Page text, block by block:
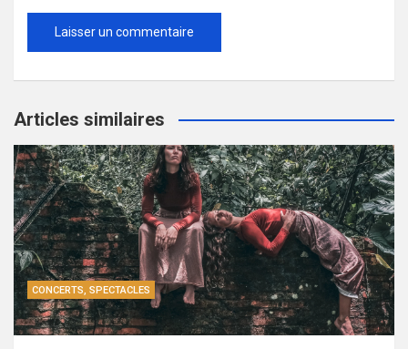
Articles similaires
CONCERTS, SPECTACLES